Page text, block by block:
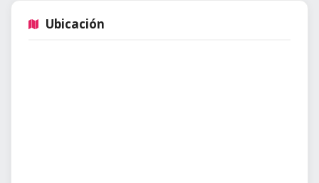
Ubicación